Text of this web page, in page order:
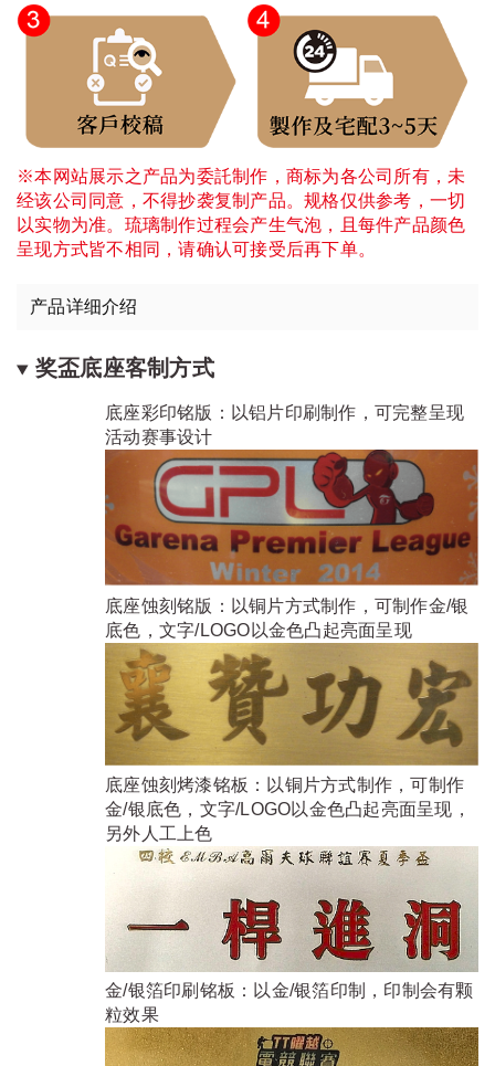
※本网站展示之产品为委託制作，商标为各公司所有，未
经该公司同意，不得抄袭复制产品。规格仅供参考，一切
以实物为准。琉璃制作过程会产生气泡，且每件产品颜色
呈现方式皆不相同，请确认可接受后再下单。
产品详细介绍
奖盃底座客制方式
底座彩印铭版：以铝片印刷制作，可完整呈现
活动赛事设计
底座蚀刻铭版：以铜片方式制作，可制作金/银
底色，文字/LOGO以金色凸起亮面呈现
底座蚀刻烤漆铭板：以铜片方式制作，可制作
金/银底色，文字/LOGO以金色凸起亮面呈现，
另外人工上色
金/银箔印刷铭板：以金/银箔印制，印制会有颗
粒效果